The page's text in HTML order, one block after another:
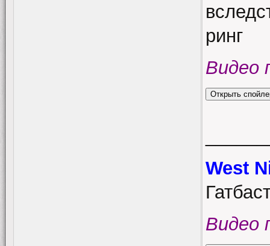
ринг
Видео
West
Видео